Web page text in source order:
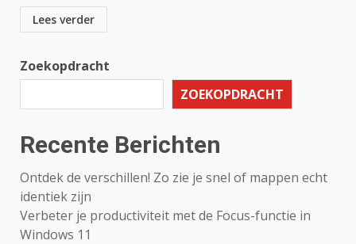
Lees verder
Zoekopdracht
ZOEKOPDRACHT
Recente Berichten
Ontdek de verschillen! Zo zie je snel of mappen echt
identiek zijn
Verbeter je productiviteit met de Focus-functie in
Windows 11